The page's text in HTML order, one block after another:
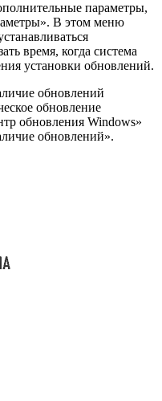
параметры,
В этом меню
время, когда система
установки обновлений.
обновлений
обновление
обновления Windows»
обновлений».